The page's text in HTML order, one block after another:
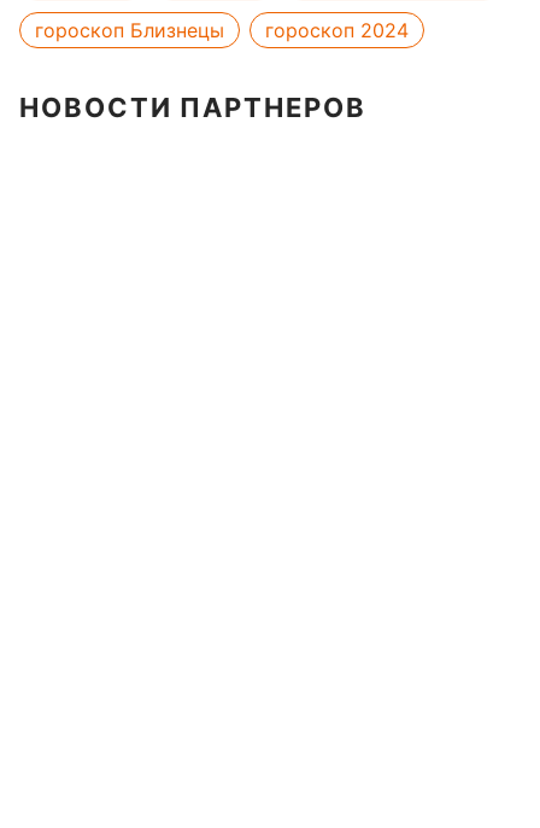
гороскоп Близнецы
гороскоп 2024
НОВОСТИ ПАРТНЕРОВ